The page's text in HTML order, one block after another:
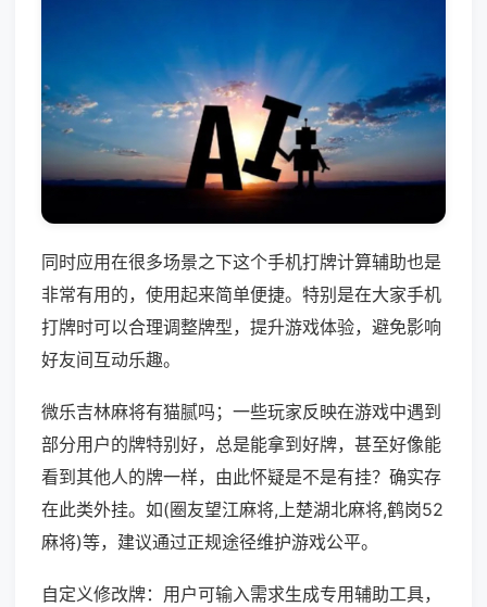
同时应用在很多场景之下这个手机打牌计算辅助也是
非常有用的，使用起来简单便捷。特别是在大家手机
打牌时可以合理调整牌型，提升游戏体验，避免影响
好友间互动乐趣。
微乐吉林麻将有猫腻吗；一些玩家反映在游戏中遇到
部分用户的牌特别好，总是能拿到好牌，甚至好像能
看到其他人的牌一样，由此怀疑是不是有挂？确实存
在此类外挂。如(圈友望江麻将,上楚湖北麻将,鹤岗52
麻将)等，建议通过正规途径维护游戏公平。
自定义修改牌：用户可输入需求生成专用辅助工具，